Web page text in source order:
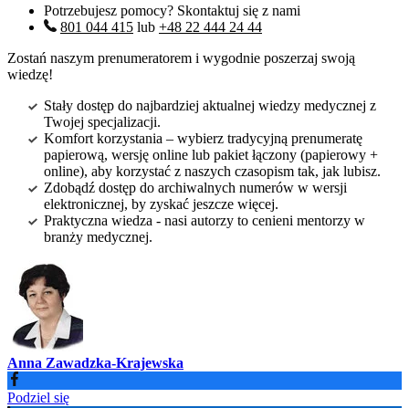
Potrzebujesz pomocy? Skontaktuj się z nami
801 044 415 lub +48 22 444 24 44
Zostań naszym prenumeratorem i wygodnie poszerzaj swoją
wiedzę!
Stały dostęp do najbardziej aktualnej wiedzy medycznej z
Twojej specjalizacji.
Komfort korzystania – wybierz tradycyjną prenumeratę
papierową, wersję online lub pakiet łączony (papierowy +
online), aby korzystać z naszych czasopism tak, jak lubisz.
Zdobądź dostęp do archiwalnych numerów w wersji
elektronicznej, by zyskać jeszcze więcej.
Praktyczna wiedza - nasi autorzy to cenieni mentorzy w
branży medycznej.
Anna Zawadzka-Krajewska
Podziel się